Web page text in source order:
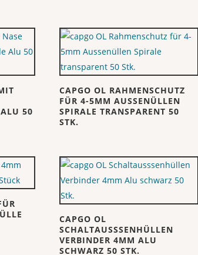
50
CAPGO OL RAHMENSCHUTZ
FÜR 4-5MM AUSSENÜLLEN
SPIRALE TRANSPARENT 50
STK.
CAPGO OL
SCHALTAUSSSENHÜLLEN
VERBINDER 4MM ALU
SCHWARZ 50 STK.